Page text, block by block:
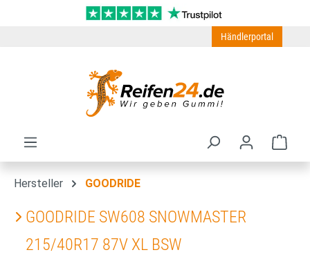
Zum Hauptinhalt springen
Händlerportal
Hersteller GOODRIDE
GOODRIDE SW608 SNOWMASTER
215/40R17 87V XL BSW